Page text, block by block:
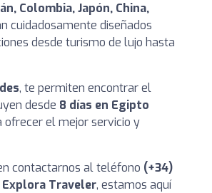
Colombia, Japón, China,
cuidadosamente diseñados
desde turismo de lujo hasta
, te permiten encontrar el
desde 8 días en Egipto
ofrecer el mejor servicio y
contactarnos al teléfono (+34)
Explora Traveler, estamos aquí